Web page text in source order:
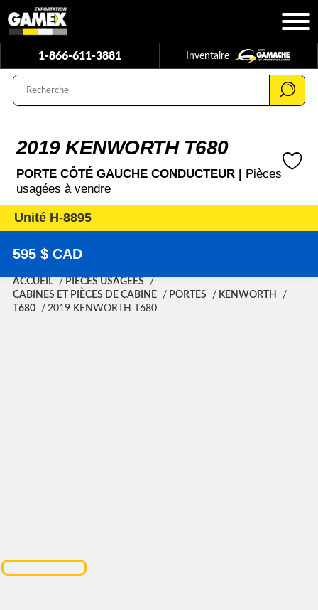
1-866-611-3881 Inventaire
2019 KENWORTH T680
PORTE CÔTÉ GAUCHE CONDUCTEUR | Pièces
usagées à vendre
Unité H-8895
595 $ CAD
ACCUEIL
PIÈCES USAGÉES
CABINES ET PIÈCES DE CABINE
PORTES
KENWORTH
T680
2019 KENWORTH T680